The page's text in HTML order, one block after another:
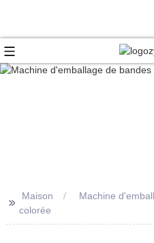
>>
Maison
Machine
colorée